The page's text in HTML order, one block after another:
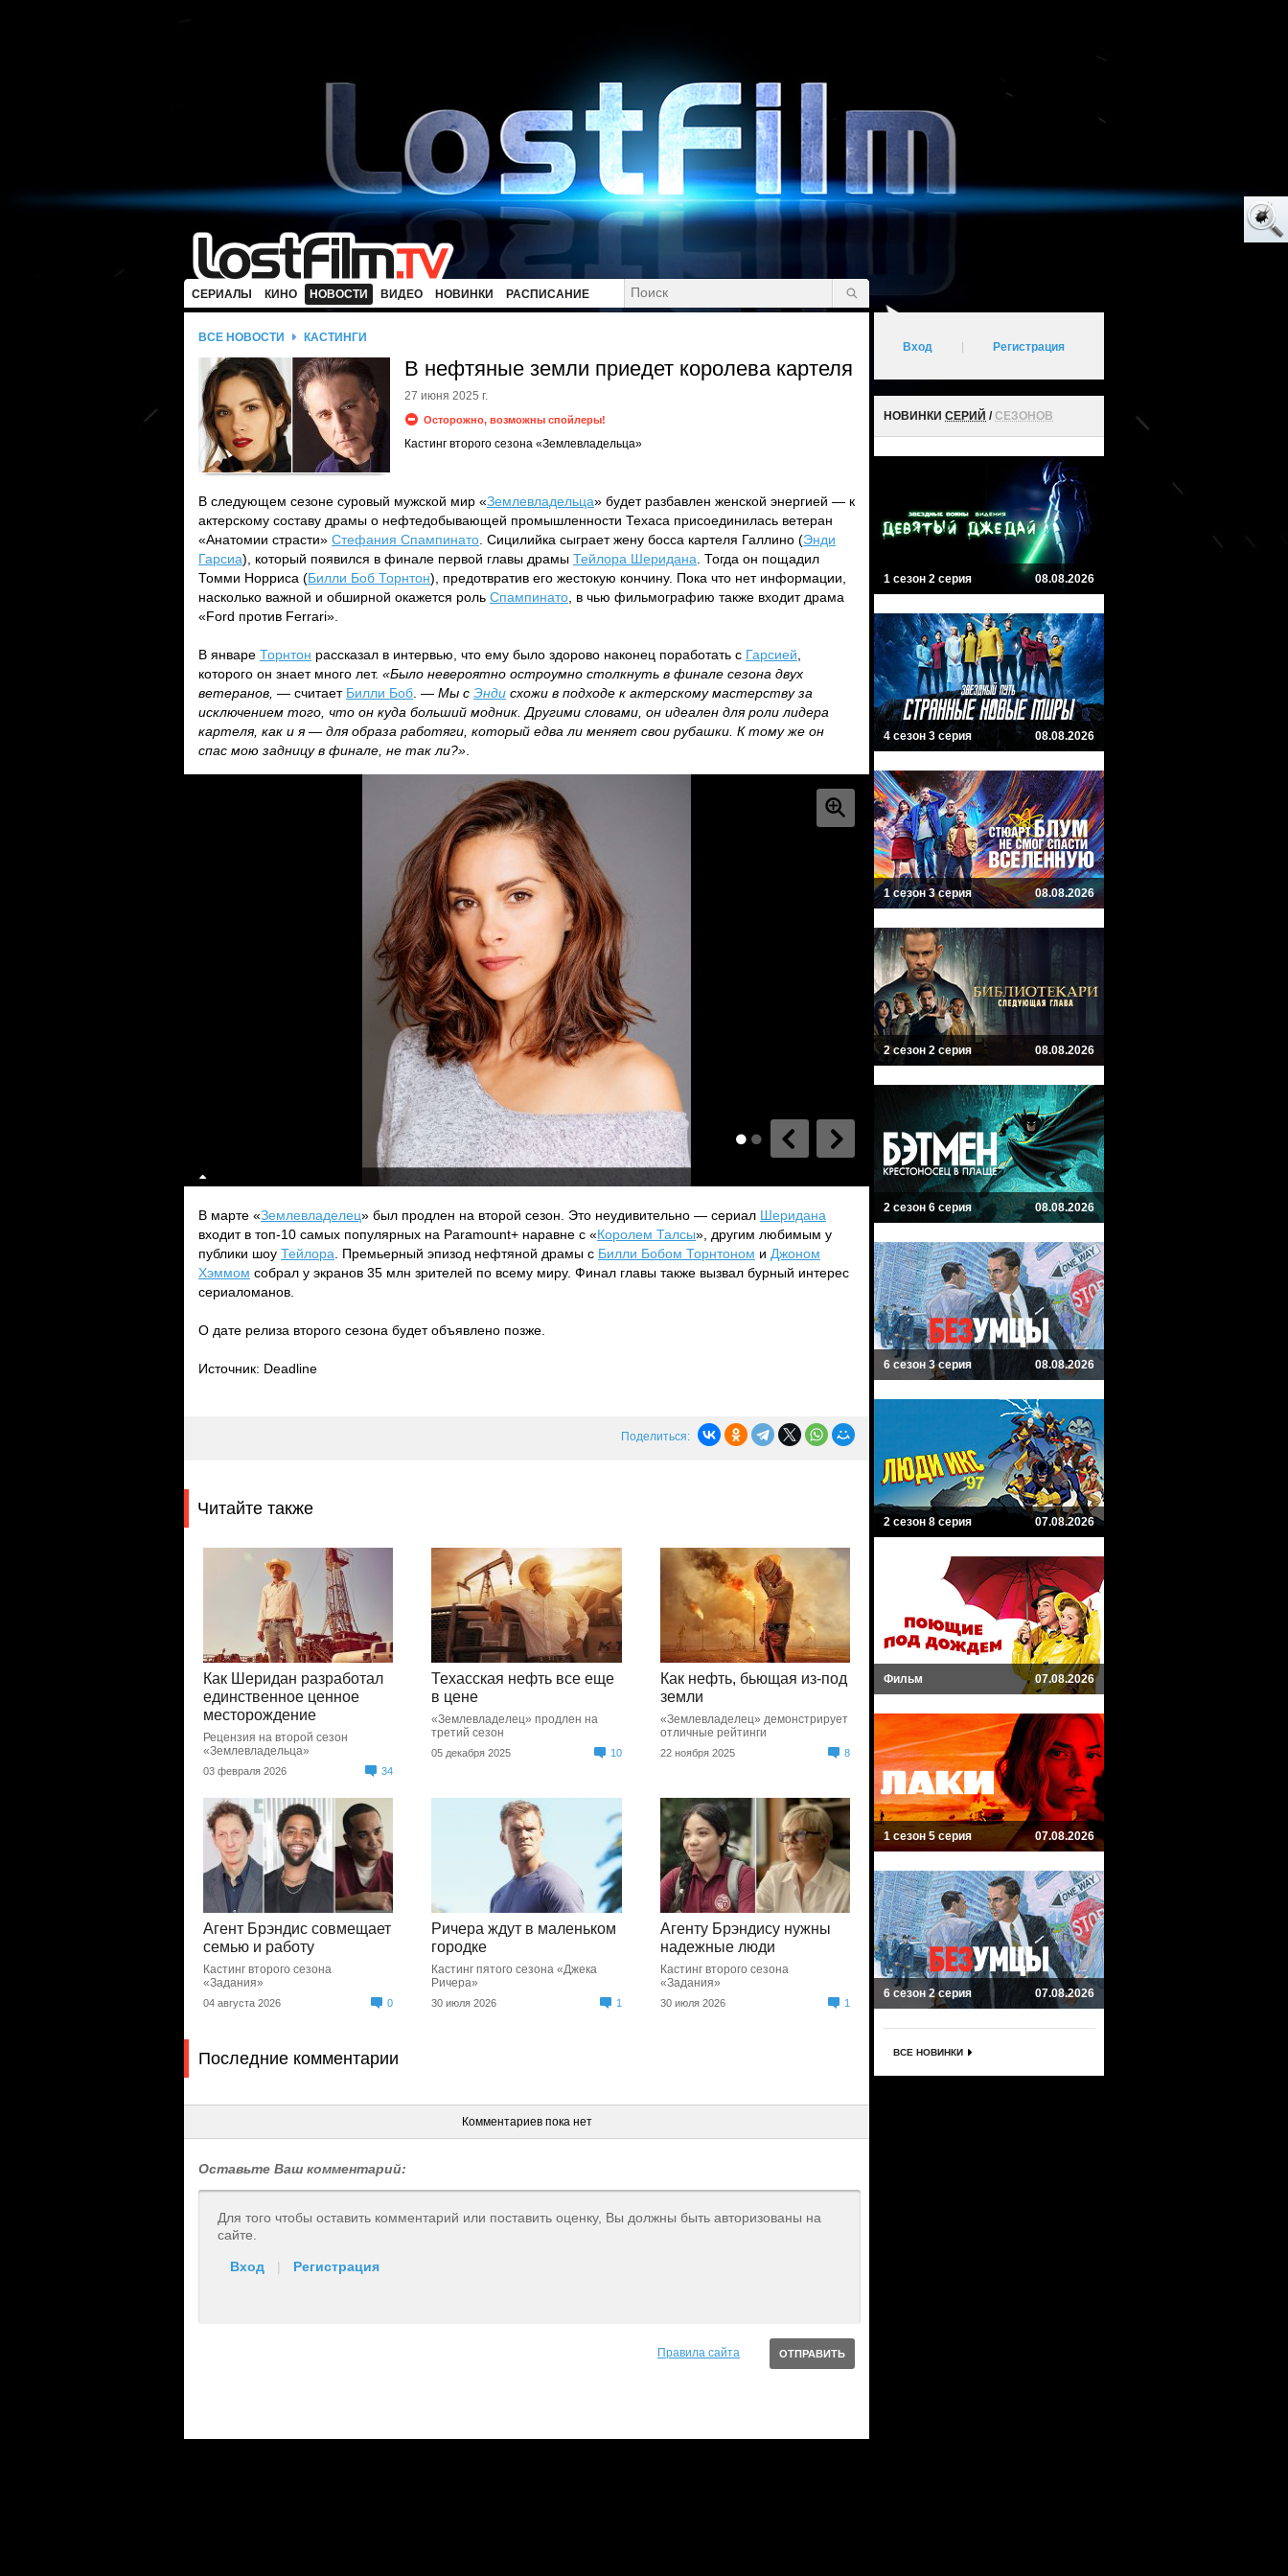
СЕРИАЛЫ КИНО НОВОСТИ ВИДЕО НОВИНКИ РАСПИСАНИЕ
ВСЕ НОВОСТИ КАСТИНГИ
В нефтяные земли приедет королева картеля
27 июня 2025 г.
Осторожно, возможны спойлеры!
Кастинг второго сезона «Землевладельца»
В следующем сезоне суровый мужской мир «Землевладельца» будет разбавлен женской энергией — к
актерскому составу драмы о нефтедобывающей промышленности Техаса присоединилась ветеран
«Анатомии страсти» Стефания Спампинато . Сицилийка сыграет жену босса картеля Галлино (Энди
Гарсиа), который появился в финале первой главы драмы Тейлора Шеридана . Тогда он пощадил
Томми Норриса (Билли Боб Торнтон), предотвратив его жестокую кончину. Пока что нет информации,
насколько важной и обширной окажется роль Спампинато , в чью фильмографию также входит драма
«Ford против Ferrari».
В январе Торнтон рассказал в интервью, что ему было здорово наконец поработать с Гарсией
которого он знает много лет. «Было невероятно остроумно столкнуть в финале сезона двух
ветеранов, — считает Билли Боб . — Мы с Энди схожи в подходе к актерскому мастерству за
исключением того, что он куда больший модник. Другими словами, он идеален для роли лидера
картеля, как и я — для образа работяги, который едва ли меняет свои рубашки. К тому же он
спас мою задницу в финале, не так ли?»
В марте «Землевладелец» был продлен на второй сезон. Это неудивительно — сериал Шеридана
входит в топ-10 самых популярных на Paramount+ наравне с «Королем Талсы», другим любимым у
публики шоу Тейлора . Премьерный эпизод нефтяной драмы с Билли Бобом Торнтоном и Джоном
Хэммом собрал у экранов 35 млн зрителей по всему миру. Финал главы также вызвал бурный интерес
сериаломанов.
О дате релиза второго сезона будет объявлено позже.
Источник: Deadline
Поделиться:
Читайте также
Как Шеридан разработал
единственное ценное
месторождение
Рецензия на второй сезон
«Землевладельца»
03 февраля 2026 34
Техасская нефть все еще
в цене
«Землевладелец» продлен на
третий сезон
05 декабря 2025 10
Как нефть, бьющая из-под
земли
«Землевладелец» демонстрирует
отличные рейтинги
22 ноября 2025 8
Агент Брэндис совмещает
семью и работу
Кастинг второго сезона
«Задания»
04 августа 2026 0
Ричера ждут в маленьком
городке
Кастинг пятого сезона «Джека
Ричера»
30 июля 2026 1
Агенту Брэндису нужны
надежные люди
Кастинг второго сезона
«Задания»
30 июля 2026 1
Последние комментарии
Комментариев пока нет
Оставьте Ваш комментарий:
Для того чтобы оставить комментарий или поставить оценку, Вы должны быть авторизованы на
сайте.
Вход | Регистрация
Правила сайта
Вход Регистрация
НОВИНКИ СЕРИЙ /СЕЗОНОВ
1 сезон 2 серия 08.08.2026
4 сезон 3 серия 08.08.2026
1 сезон 3 серия 08.08.2026
2 сезон 2 серия 08.08.2026
2 сезон 6 серия 08.08.2026
6 сезон 3 серия 08.08.2026
2 сезон 8 серия 07.08.2026
Фильм 07.08.2026
1 сезон 5 серия 07.08.2026
6 сезон 2 серия 07.08.2026
ВСЕ НОВИНКИ